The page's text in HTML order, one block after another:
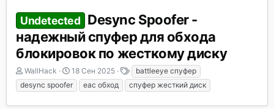
Undetected
Desync Spoofer -
надежный спуфер для обхода
блокировок по жесткому диску
А
в
т
WallHack
Д
а
т
18 Сен 2025
е
г
battleeye спуфер
desync spoofer
eac обход спуфер жесткий диск